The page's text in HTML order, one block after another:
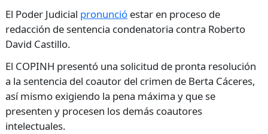
El Poder Judicial pronunció estar en proceso de
redacción de sentencia condenatoria contra Roberto
David Castillo.
El COPINH presentó una solicitud de pronta resolución
a la sentencia del coautor del crimen de Berta Cáceres,
así mismo exigiendo la pena máxima y que se
presenten y procesen los demás coautores
intelectuales.